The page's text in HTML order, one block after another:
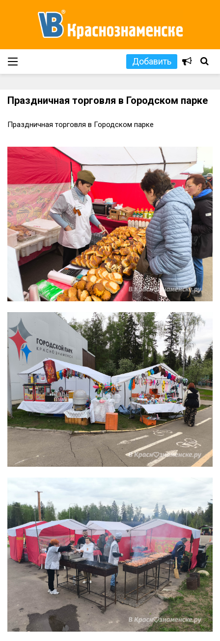
Добавить
Праздничная торговля в Городском парке
Праздничная торговля в Городском парке